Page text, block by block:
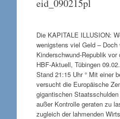
eid_090215pl
Die KAPITALE ILLUSION:
wenigstens viel Geld – Doch
Kinderschwund-Republik vor
HBF-Aktuell, Tübingen
Stand 21:15 Uhr ° Mit einer
versucht die Europäische
gigantischen
außer Kontrolle geraten zu
zugleich der lahmenden